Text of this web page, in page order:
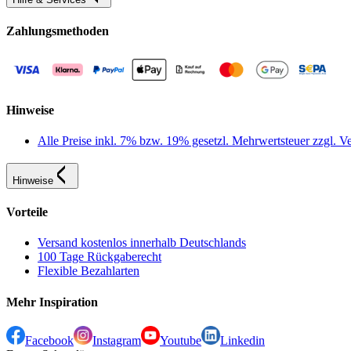
Zahlungsmethoden
Hinweise
Alle Preise inkl. 7% bzw. 19% gesetzl. Mehrwertsteuer zzgl.
Hinweise
Vorteile
Versand kostenlos innerhalb Deutschlands
100 Tage Rückgaberecht
Flexible Bezahlarten
Mehr Inspiration
Facebook Instagram Youtube
Linkedin